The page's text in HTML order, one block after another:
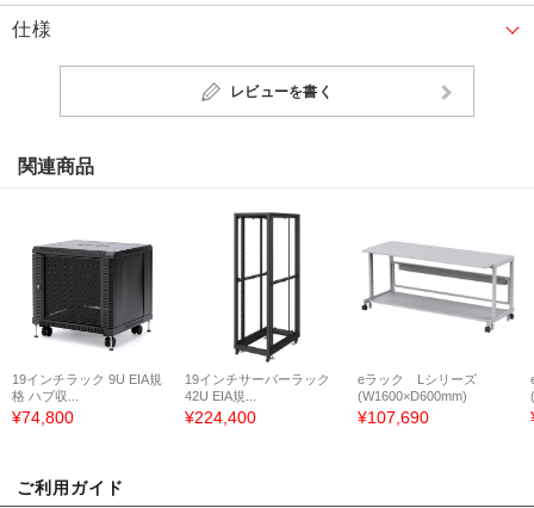
仕様
レビューを書く
関連商品
19インチラック 9U EIA規
格 ハブ収...
¥74,800
19インチサーバーラック
42U EIA規...
¥224,400
eラック Lシリーズ
(W1600×D600mm)
¥107,690
ご利用ガイド